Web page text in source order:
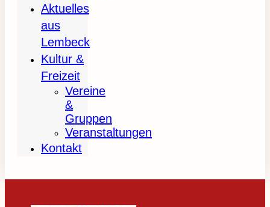
Aktuelles
aus
Lembeck
Kultur &
Freizeit
Vereine
&
Gruppen
Veranstaltungen
Kontakt